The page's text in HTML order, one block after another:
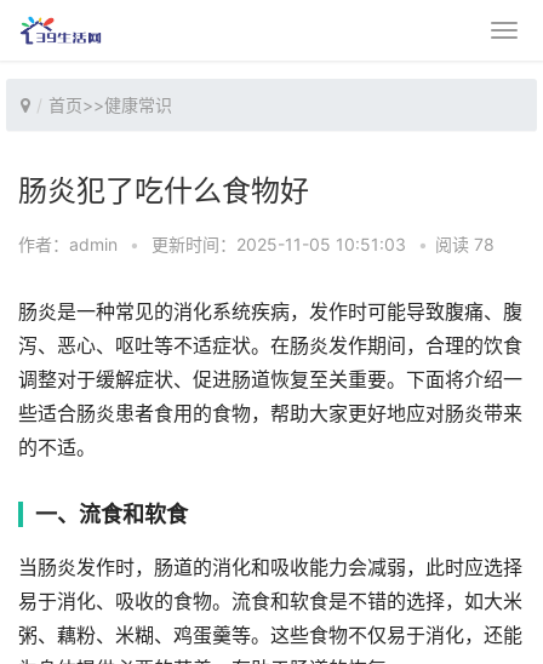
首页>>健康常识
肠炎犯了吃什么食物好
作者：admin • 更新时间：2025-11-05 10:51:03 • 阅读 78
肠炎是一种常见的消化系统疾病，发作时可能导致腹痛、腹
泻、恶心、呕吐等不适症状。在肠炎发作期间，合理的饮食
调整对于缓解症状、促进肠道恢复至关重要。下面将介绍一
些适合肠炎患者食用的食物，帮助大家更好地应对肠炎带来
的不适。
一、流食和软食
当肠炎发作时，肠道的消化和吸收能力会减弱，此时应选择
易于消化、吸收的食物。流食和软食是不错的选择，如大米
粥、藕粉、米糊、鸡蛋羹等。这些食物不仅易于消化，还能